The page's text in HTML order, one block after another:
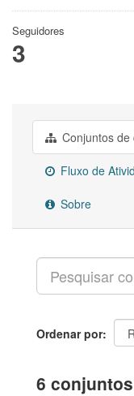
Seguidores
3
Conjuntos de
Fluxo de
Sobre
Ordenar por
6